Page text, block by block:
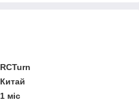
RCTurn
Китай
1 міс